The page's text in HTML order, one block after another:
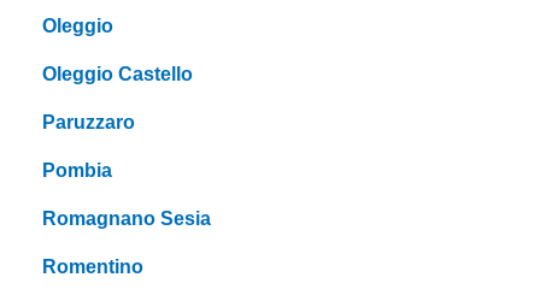
Oleggio
Oleggio Castello
Paruzzaro
Pombia
Romagnano Sesia
Romentino